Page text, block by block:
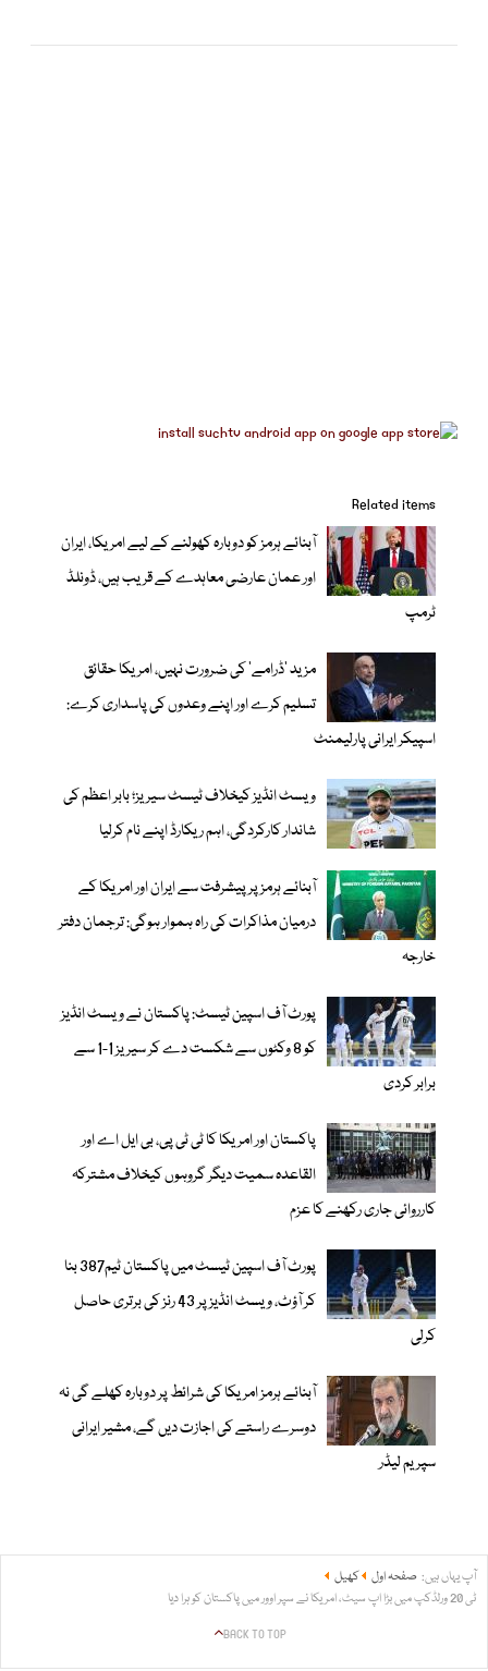
Related items
آبنائے ہرمز کو دوبارہ کھولنے کے لیے امریکا، ایران
اور عمان عارضی معاہدے کے قریب ہیں، ڈونلڈ
ٹرمپ
مزید 'ڈرامے' کی ضرورت نہیں، امریکا حقائق
تسلیم کرے اور اپنے وعدوں کی پاسداری کرے:
اسپیکر ایرانی پارلیمنٹ
ویسٹ انڈیز کیخلاف ٹیسٹ سیریز؛ بابر اعظم کی
شاندار کارکردگی، اہم ریکارڈ اپنے نام کرلیا
آبنائے ہرمز پر پیشرفت سے ایران اور امریکا کے
درمیان مذاکرات کی راہ ہموار ہوگی: ترجمان دفتر
خارجہ
پورٹ آف اسپین ٹیسٹ: پاکستان نے ویسٹ انڈیز
کو 8 وکٹوں سے شکست دے کر سیریز 1-1 سے
برابر کردی
پاکستان اور امریکا کا ٹی ٹی پی، بی ایل اے اور
القاعدہ سمیت دیگر گروہوں کیخلاف مشترکہ
کارروائی جاری رکھنے کا عزم
پورٹ آف اسپین ٹیسٹ میں پاکستان ٹیم387 بنا
کر آؤٹ، ویسٹ انڈیز پر 43 رنز کی برتری حاصل
کرلی
آبنائے ہرمز امریکا کی شرائط پر دوبارہ کھلے گی نہ
دوسرے راستے کی اجازت دیں گے، مشیر ایرانی
سپریم لیڈر
آپ یہاں ہیں: صفحہ اول
کھیل
ٹی 20 ورلڈکپ میں بڑا اپ سیٹ، امریکا نے سپر اوور میں پاکستان کو ہرا دیا
BACK TO TOP